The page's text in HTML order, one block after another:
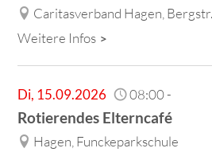
Caritasverband Hagen,
Weitere Infos
Di, 15.09.2026 08:00-
Rotierendes Elterncafé
Hagen, Funckeparkschule